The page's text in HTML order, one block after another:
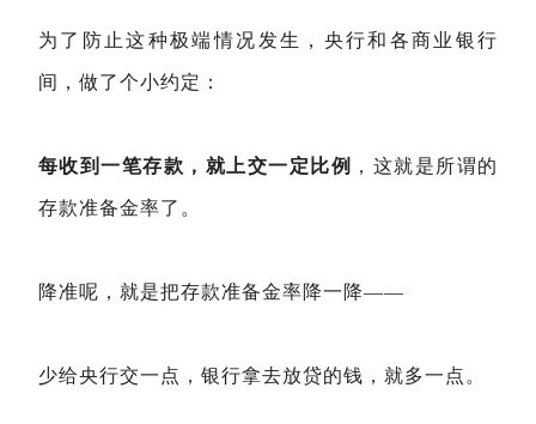
为了防止这种极端情况发生，央行和各商业银行
间，做了个小约定：
每收到一笔存款，就上交一定比例 ，这就是所谓的
存款准备金率了。
降准呢，就是把存款准备金率降一降——
少给央行交一点，银行拿去放贷的钱，就多一点。